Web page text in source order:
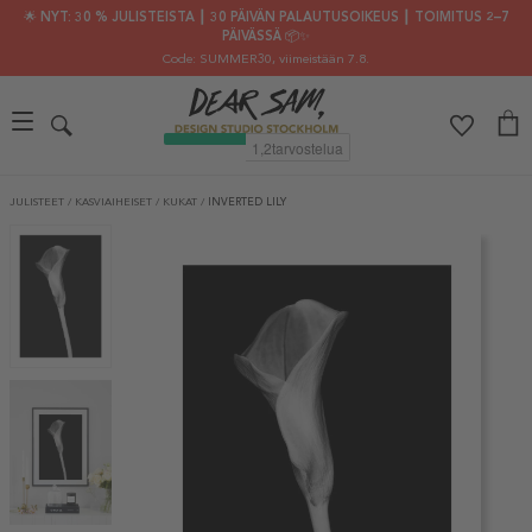
🌟 NYT: 30 % JULISTEISTA ┃ 30 PÄIVÄN PALAUTUSOIKEUS ┃ TOIMITUS 2–7
PÄIVÄSSÄ 📦✨
Code: SUMMER30, viimeistään 7.8.
JULISTEET / KASVIAIHEISET / KUKAT / INVERTED LILY